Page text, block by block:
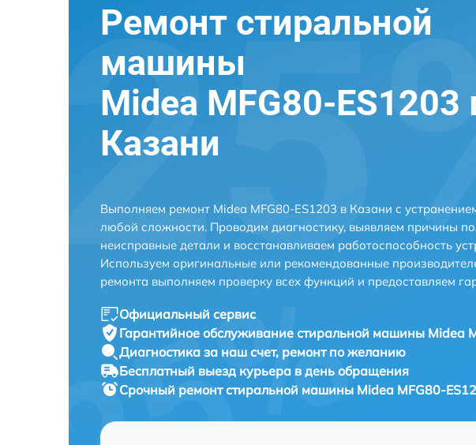
Ремонт стиральной
машины
Midea MFG80-ES1203
Казани
Выполняем ремонт Midea MFG80-ES1203 в Казани с
любой сложности. Проводим диагностику, выявляем причины
неисправные детали и восстанавливаем работоспособность
Используем оригинальные или рекомендованные
ремонта выполняем проверку всех функций и предоставляем
Официальный сервис
Гарантийное обслуживание стиральной машины Midea
Диагностика за наш счет, ремонт по желанию
Бесплатный выезд курьера в день обращения
Срочный ремонтстиральной машины Midea MFG80-